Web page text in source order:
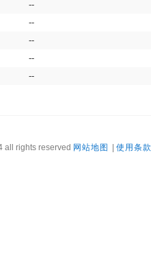
--
--
--
--
--
all rights reserved 网站地图 使用条款